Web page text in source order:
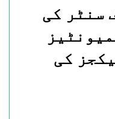
سنٹر کی
فوڈ پیکجز کی